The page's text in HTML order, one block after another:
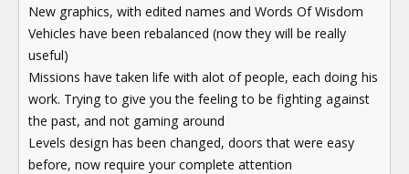
New graphics, with edited names and Words Of Wisdom
Vehicles have been rebalanced (now they will be really
useful)
Missions have taken life with alot of people, each doing his
work. Trying to give you the feeling to be fighting against
the past, and not gaming around
Levels design has been changed, doors that were easy
before, now require your complete attention